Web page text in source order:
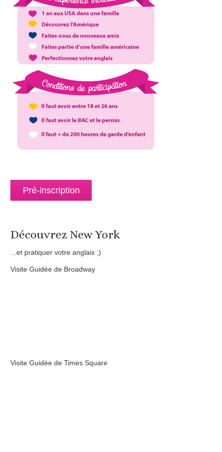
Pré-inscription
Découvrez New York
...et pratiquer votre anglais ;)
Visite Guidée de Broadway
Visite Guidée de Times Square